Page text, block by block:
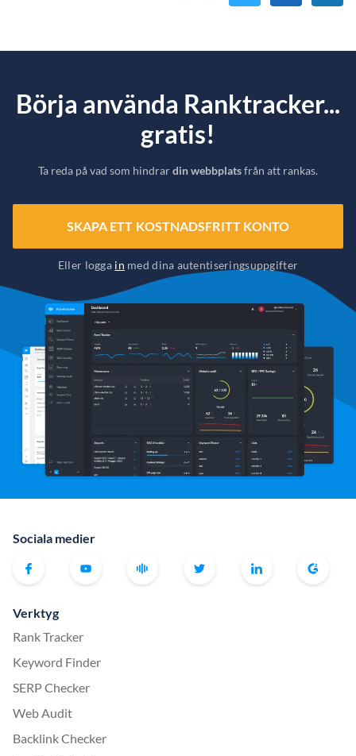
Börja använda Ranktracker...
gratis!
Ta reda på vad som hindrardin webbplatsfrån att rankas.
SKAPA ETT KOSTNADSFRITT KONTO
Eller logga in med dina autentiseringsuppgifter
Sociala medier
Verktyg
Rank Tracker
Keyword Finder
SERP Checker
Web Audit
Backlink Checker